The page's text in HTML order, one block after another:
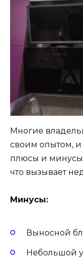
Многие
своим опытом, и
плюсы и минусы
что вызывает
Минусы:
Выносной
Небольшой